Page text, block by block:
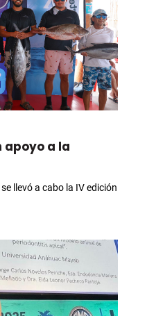
apoyo a la
llevó a cabo la IV edición